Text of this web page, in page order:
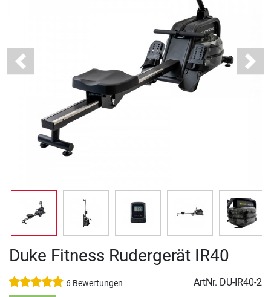
Previous Next
Duke Fitness Rudergerät IR40
6 Bewertungen ArtNr. DU-IR40-2